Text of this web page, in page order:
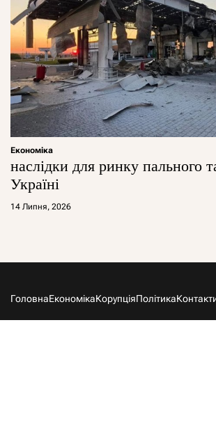
Економіка
наслідки для ринку пального
Україні
14 Липня, 2026
ГоловнаЕкономікаКорупціяПолітика